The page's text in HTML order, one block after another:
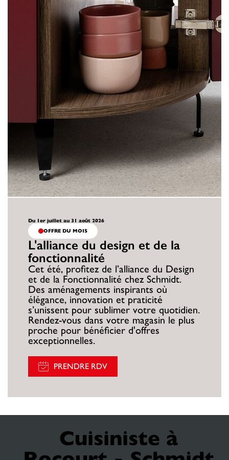
Du 1er juillet au 31 août 2026
OFFRE DU MOIS
L'alliance du design et de la
fonctionnalité
Cet été, profitez de l’alliance du Design
et de la Fonctionnalité chez Schmidt.
Des aménagements inspirants où
élégance, innovation et praticité
s’unissent pour sublimer votre quotidien.
Rendez-vous dans votre magasin le plus
proche pour bénéficier d'offres
exceptionnelles.
PRENDRE RDV
Cuisiniste à